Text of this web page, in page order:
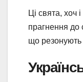
Ці свята, хоч
прагнення до
що резонують